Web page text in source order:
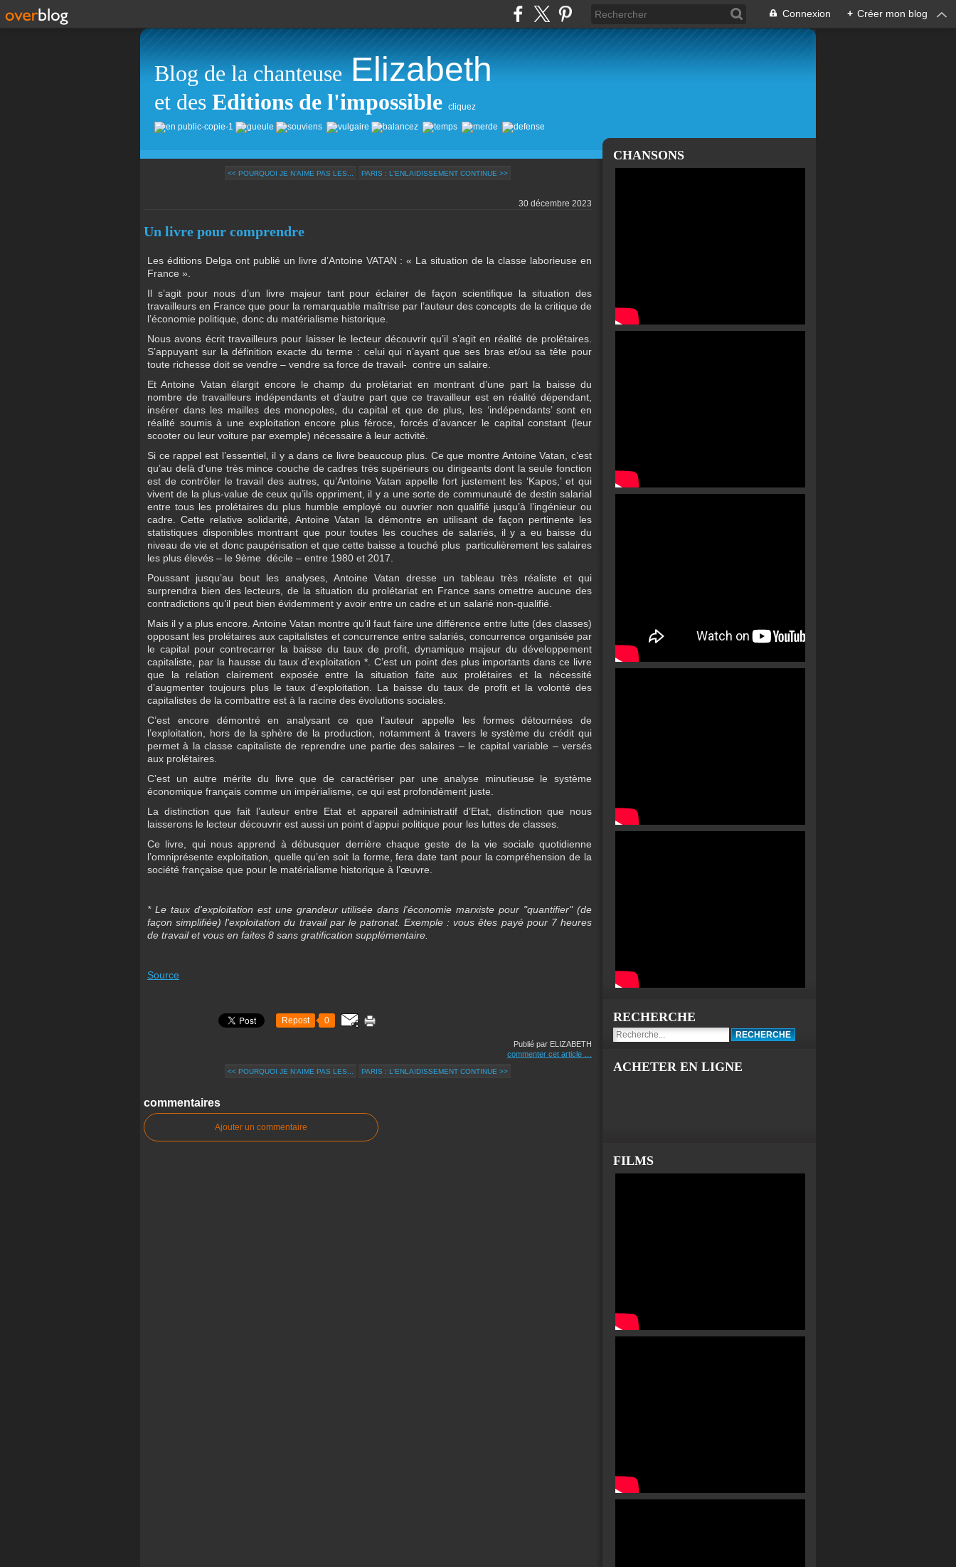
Connexion + Créer mon blog
Blog de la chanteuse Elizabeth
et des Editions de l'impossible cliquez
<< POURQUOI JE N’AIME PAS LES... PARIS : L'ENLAIDISSEMENT CONTINUE >>
30 décembre 2023
Un livre pour comprendre
Les éditions Delga ont publié un livre d’Antoine VATAN : « La situation de la classe laborieuse en
France ».
Il s’agit pour nous d’un livre majeur tant pour éclairer de façon scientifique la situation des
travailleurs en France que pour la remarquable maîtrise par l’auteur des concepts de la critique de
l’économie politique, donc du matérialisme historique.
Nous avons écrit travailleurs pour laisser le lecteur découvrir qu’il s’agit en réalité de prolétaires.
S’appuyant sur la définition exacte du terme : celui qui n’ayant que ses bras et/ou sa tête pour
toute richesse doit se vendre – vendre sa force de travail- contre un salaire.
Et Antoine Vatan élargit encore le champ du prolétariat en montrant d’une part la baisse du
nombre de travailleurs indépendants et d’autre part que ce travailleur est en réalité dépendant,
insérer dans les mailles des monopoles, du capital et que de plus, les ‘indépendants’ sont en
réalité soumis à une exploitation encore plus féroce, forcés d’avancer le capital constant (leur
scooter ou leur voiture par exemple) nécessaire à leur activité.
Si ce rappel est l’essentiel, il y a dans ce livre beaucoup plus. Ce que montre Antoine Vatan, c’est
qu’au delà d’une très mince couche de cadres très supérieurs ou dirigeants dont la seule fonction
est de contrôler le travail des autres, qu’Antoine Vatan appelle fort justement les ‘Kapos,’ et qui
vivent de la plus-value de ceux qu’ils oppriment, il y a une sorte de communauté de destin salarial
entre tous les prolétaires du plus humble employé ou ouvrier non qualifié jusqu’à l’ingénieur ou
cadre. Cette relative solidarité, Antoine Vatan la démontre en utilisant de façon pertinente les
statistiques disponibles montrant que pour toutes les couches de salariés, il y a eu baisse du
niveau de vie et donc paupérisation et que cette baisse a touché plus particulièrement les salaires
les plus élevés – le 9ème décile – entre 1980 et 2017.
Poussant jusqu’au bout les analyses, Antoine Vatan dresse un tableau très réaliste et qui
surprendra bien des lecteurs, de la situation du prolétariat en France sans omettre aucune des
contradictions qu’il peut bien évidemment y avoir entre un cadre et un salarié non-qualifié.
Mais il y a plus encore. Antoine Vatan montre qu’il faut faire une différence entre lutte (des classes)
opposant les prolétaires aux capitalistes et concurrence entre salariés, concurrence organisée par
le capital pour contrecarrer la baisse du taux de profit, dynamique majeur du développement
capitaliste, par la hausse du taux d’exploitation *. C’est un point des plus importants dans ce livre
que la relation clairement exposée entre la situation faite aux prolétaires et la nécessité
d’augmenter toujours plus le taux d’exploitation. La baisse du taux de profit et la volonté des
capitalistes de la combattre est à la racine des évolutions sociales.
C’est encore démontré en analysant ce que l’auteur appelle les formes détournées de
l’exploitation, hors de la sphère de la production, notamment à travers le système du crédit qui
permet à la classe capitaliste de reprendre une partie des salaires – le capital variable – versés
aux prolétaires.
C’est un autre mérite du livre que de caractériser par une analyse minutieuse le système
économique français comme un impérialisme, ce qui est profondément juste.
La distinction que fait l’auteur entre Etat et appareil administratif d’Etat, distinction que nous
laisserons le lecteur découvrir est aussi un point d’appui politique pour les luttes de classes.
Ce livre, qui nous apprend à débusquer derrière chaque geste de la vie sociale quotidienne
l’omniprésente exploitation, quelle qu’en soit la forme, fera date tant pour la compréhension de la
société française que pour le matérialisme historique à l’œuvre.
* Le taux d'exploitation est une grandeur utilisée dans l'économie marxiste pour "quantifier" (de
façon simplifiée) l'exploitation du travail par le patronat. Exemple : vous êtes payé pour 7 heures
de travail et vous en faites 8 sans gratification supplémentaire.
Source
Repost 0
Publié par ELIZABETH
commenter cet article
<< POURQUOI JE N’AIME PAS LES... PARIS : L'ENLAIDISSEMENT CONTINUE >>
commentaires
Ajouter un commentaire
CHANSONS
RECHERCHE
ACHETER EN LIGNE
FILMS